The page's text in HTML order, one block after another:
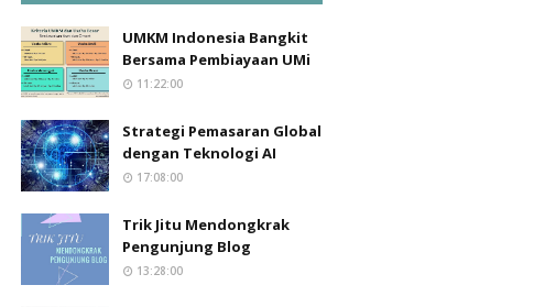
UMKM Indonesia Bangkit
Bersama Pembiayaan UMi
11:22:00
Strategi Pemasaran Global
dengan Teknologi AI
17:08:00
Trik Jitu Mendongkrak
Pengunjung Blog
13:28:00